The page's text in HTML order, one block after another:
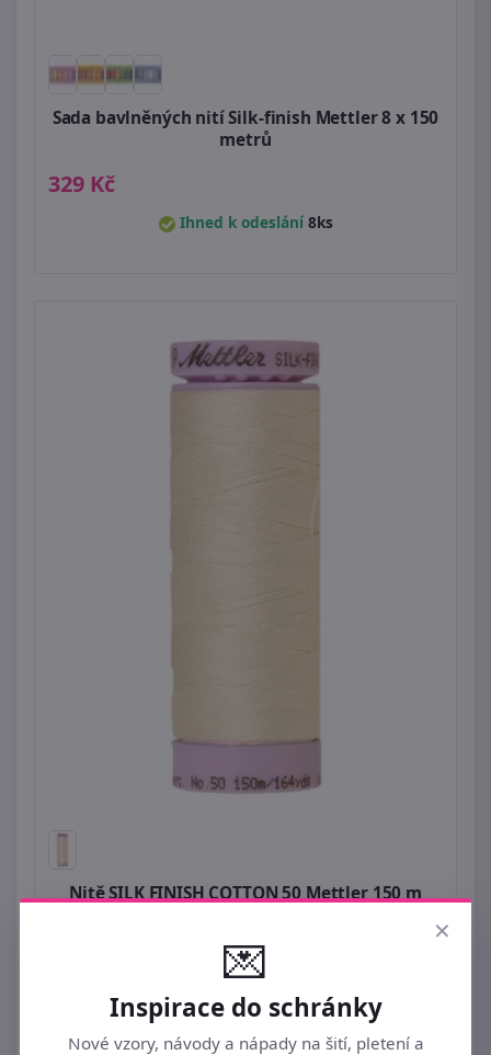
Sada bavlněných nití Silk-finish Mettler 8 x 150
metrů
329 Kč
Ihned k odeslání8ks
Nitě SILK FINISH COTTON 50 Mettler 150 m
Odešleme do 10. 08.
×
💌
Inspirace do schránky
Nové vzory, návody a nápady na šití, pletení a